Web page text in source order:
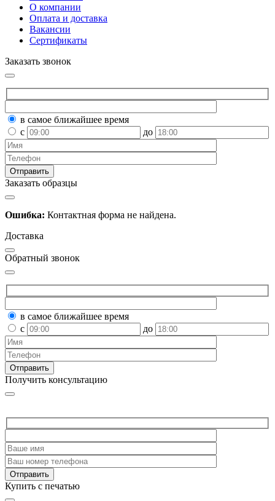
О компании
Оплата и доставка
Вакансии
Сертификаты
Заказать звонок
в самое ближайшее время
с
до
Заказать образцы
Ошибка: Контактная форма не найдена.
Доставка
Обратный звонок
в самое ближайшее время
с
до
Получить консультацию
Купить с печатью